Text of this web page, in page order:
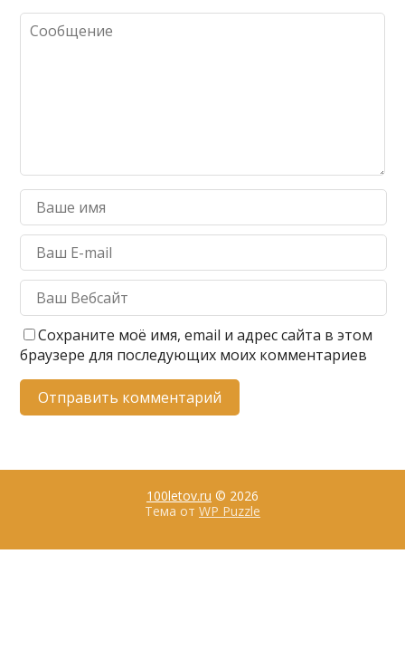
Сохраните моё имя, email и адрес сайта в этом
браузере для последующих моих комментариев
100letov.ru © 2026
Тема от WP Puzzle